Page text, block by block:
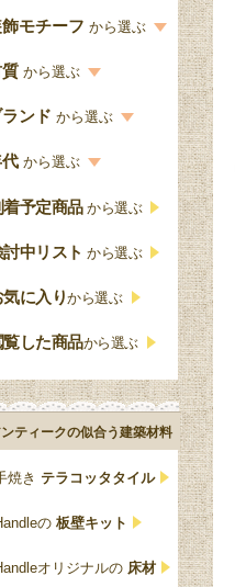
器棚おしゃれ
木製ワゴン
ア
服タンス
ェストおしゃれ
ローゼット
台
台
壇おしゃれ
箱収納
リッパ収納
英国クラシック
エリザベス様式
ジャコビアン
ロココ様式
カスタード色
アップルパイ色
白・ホワイト
黒・ブラック
細工・技法の一覧
象嵌・マーケットリー
寄木・パーケットリー
モチーフ から選ぶ
模様の一覧
ペディメント
コーニス
ストラップワーク
雷文
ビーディング
リネンフォールド
ルネット
アカンサス
パイクラスト
から選ぶ
材質の一覧
オーク材
マホガニー
ローズウッド材
サテンウッド材
ンド から選ぶ
ブランド一覧
Handleオリジナル
ウィリアムモリス
ロイドルーム
コントワールドファミー
ジェニファーテイラー
チェスターフィールド
から選ぶ
年代別の一覧
アンティーク
ビンテージ
着予定商品から選ぶ
討中リスト から選ぶ
気に入りから選ぶ
覧した商品から選ぶ
ティークの似合う建築材料
焼き テラコッタタイル
の 板壁キット
オリジナルの 床材